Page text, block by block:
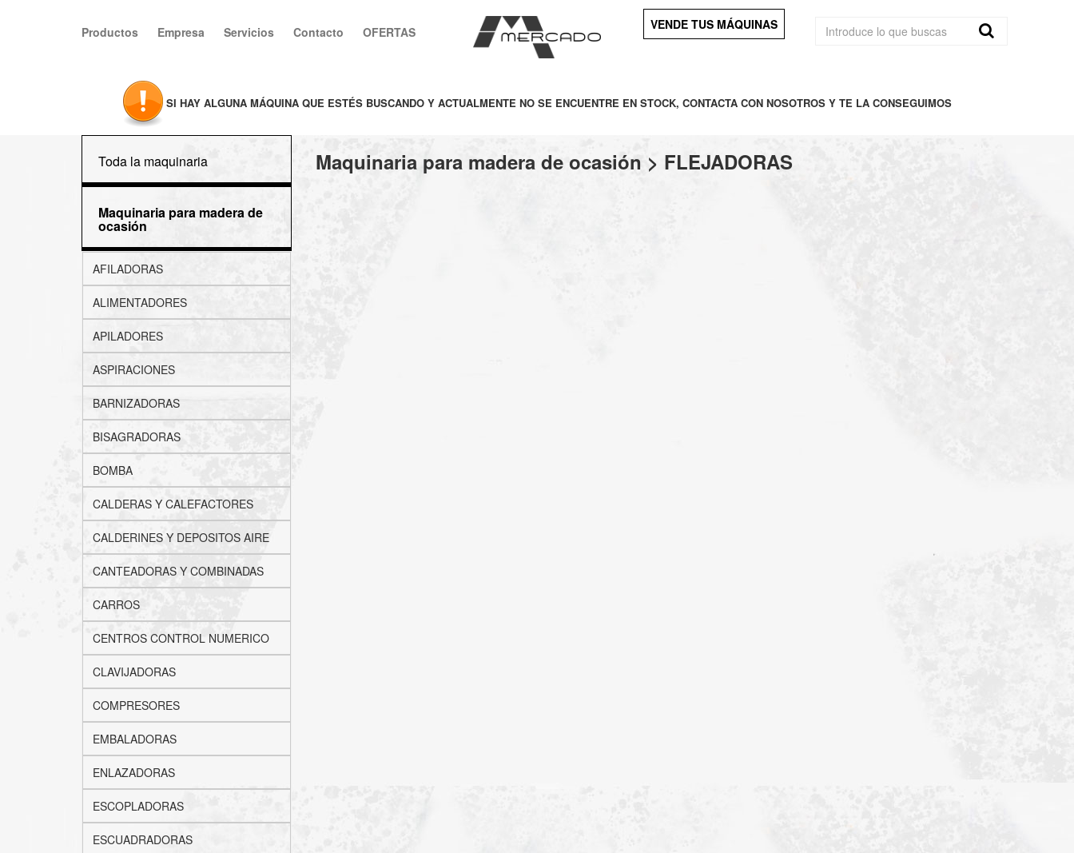
Productos Empresa Servicios Contacto OFERTAS VENDE TUS MÁQUINAS
SI HAY ALGUNA MÁQUINA QUE ESTÉS BUSCANDO Y ACTUALMENTE NO SE ENCUENTRE EN STOCK, CONTACTA CON NOSOTROS Y TE LA CONSEGUIMOS
Toda la maquinaria
Maquinaria para madera de
ocasión
AFILADORAS
ALIMENTADORES
APILADORES
ASPIRACIONES
BARNIZADORAS
BISAGRADORAS
BOMBA
CALDERAS Y CALEFACTORES
CALDERINES Y DEPOSITOS AIRE
CANTEADORAS Y COMBINADAS
CARROS
CENTROS CONTROL NUMERICO
CLAVIJADORAS
COMPRESORES
EMBALADORAS
ENLAZADORAS
ESCOPLADORAS
ESCUADRADORAS
Maquinaria para madera de ocasión > FLEJADORAS